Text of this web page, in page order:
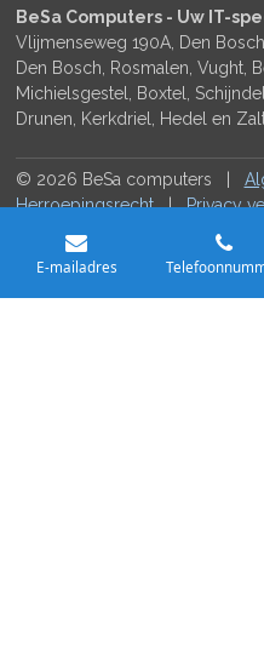
BeSa Computers - Uw IT-
Vlijmenseweg 190A, Den Bosch
Den Bosch, Rosmalen, Vught,
Michielsgestel, Boxtel,
Drunen, Kerkdriel, Hedel en
© 2026 BeSa computers |
Herroepingsrecht|Privacy
E-mailadres